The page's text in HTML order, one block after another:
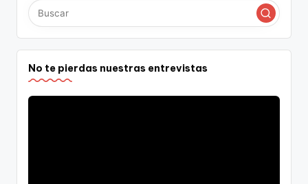
No te pierdas nuestras entrevistas